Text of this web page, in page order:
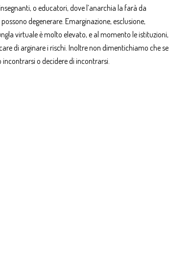
o educatori, dove l’anarchia la farà da
degenerare. Emarginazione, esclusione,
virtuale è molto elevato, e al momento le istituzioni,
di arginare i rischi. Inoltre non dimentichiamo che se
o decidere di incontrarsi.